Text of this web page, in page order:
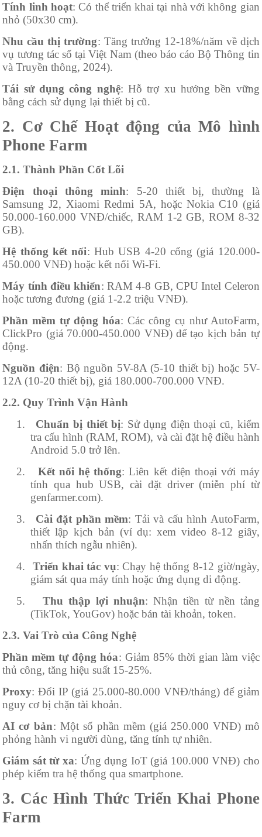
Tính linh hoạt: Có thể triển khai tại nhà với không gian
nhỏ (50x30 cm).
Nhu cầu thị trường: Tăng trưởng 12-18%/năm về dịch
vụ tương tác số tại Việt Nam (theo báo cáo Bộ Thông tin
và Truyền thông, 2024).
Tái sử dụng công nghệ: Hỗ trợ xu hướng bền vững
bằng cách sử dụng lại thiết bị cũ.
2. Cơ Chế Hoạt động của Mô hình
Phone Farm
2.1. Thành Phần Cốt Lõi
Điện thoại thông minh: 5-20 thiết bị, thường là
Samsung J2, Xiaomi Redmi 5A, hoặc Nokia C10 (giá
50.000-160.000 VNĐ/chiếc, RAM 1-2 GB, ROM 8-32
GB).
Hệ thống kết nối: Hub USB 4-20 cổng (giá 120.000-
450.000 VNĐ) hoặc kết nối Wi-Fi.
Máy tính điều khiển: RAM 4-8 GB, CPU Intel Celeron
hoặc tương đương (giá 1-2.2 triệu VNĐ).
Phần mềm tự động hóa: Các công cụ như AutoFarm,
ClickPro (giá 70.000-450.000 VNĐ) để tạo kịch bản tự
động.
Nguồn điện: Bộ nguồn 5V-8A (5-10 thiết bị) hoặc 5V-
12A (10-20 thiết bị), giá 180.000-700.000 VNĐ.
2.2. Quy Trình Vận Hành
1.
Chuẩn bị thiết bị: Sử dụng điện thoại cũ, kiểm
tra cấu hình (RAM, ROM), và cài đặt hệ điều hành
Android 5.0 trở lên.
2.
Kết nối hệ thống: Liên kết điện thoại với máy
tính qua hub USB, cài đặt driver (miễn phí từ
genfarmer.com).
3.
Cài đặt phần mềm: Tải và cấu hình AutoFarm,
thiết lập kịch bản (ví dụ: xem video 8-12 giây,
nhấn thích ngẫu nhiên).
4.
Triển khai tác vụ: Chạy hệ thống 8-12 giờ/ngày,
giám sát qua máy tính hoặc ứng dụng di động.
5.
Thu thập lợi nhuận: Nhận tiền từ nền tảng
(TikTok, YouGov) hoặc bán tài khoản, token.
2.3. Vai Trò của Công Nghệ
Phần mềm tự động hóa: Giảm 85% thời gian làm việc
thủ công, tăng hiệu suất 15-25%.
Proxy: Đổi IP (giá 25.000-80.000 VNĐ/tháng) để giảm
nguy cơ bị chặn tài khoản.
AI cơ bản: Một số phần mềm (giá 250.000 VNĐ) mô
phỏng hành vi người dùng, tăng tính tự nhiên.
Giám sát từ xa: Ứng dụng IoT (giá 100.000 VNĐ) cho
phép kiểm tra hệ thống qua smartphone.
3. Các Hình Thức Triển Khai Phone
Farm